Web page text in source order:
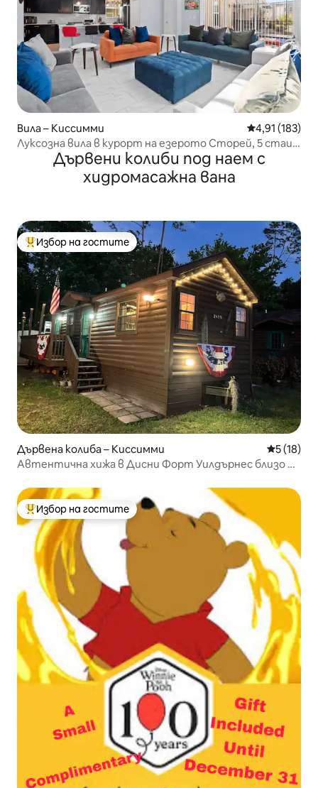
Вила – Киссимми Средна
4,91 (183)
Луксозна вила в курорт на езерото Сторей, 5 стаи,
Дървени колиби под наем с
хидромасажна вана
Най-популярен избор на гостите
Избор на гостите
Дървена колиба – Киссимми Средна
5 (18)
Автентична хижа в Дисни Форт Уилдърнес близо до
Най-популярен избор на гостите
Избор на гостите